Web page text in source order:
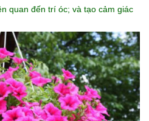
quan đến trí óc; và tạo cảm giác